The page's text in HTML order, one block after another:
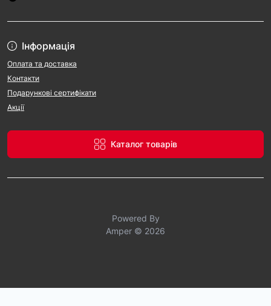
Інформація
Оплата та доставка
Контакти
Подарункові сертифікати
Акції
Каталог товарів
Powered By
Amper © 2026